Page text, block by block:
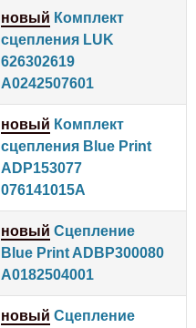
новый Комплект
сцепления LUK
626302619
A0242507601
новый Комплект
сцепления Blue Print
ADP153077
076141015A
новый Сцепление
Blue Print ADBP300080
A0182504001
новый Сцепление